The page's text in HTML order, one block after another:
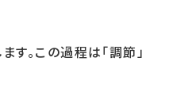
。この過程は「調節」